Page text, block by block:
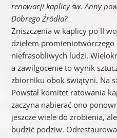
renowacji kaplicy św. Anny
Dobrego Źródła?
Zniszczenia w kaplicy po II
dziełem
niefrasobliwych ludzi.
a zawilgocenie to wynik
zbiorniku obok świątyni. Na
Powstał komitet ratowania
zaczyna nabierać ono
jeszcze wiele do zrobienia,
budzić podziw.